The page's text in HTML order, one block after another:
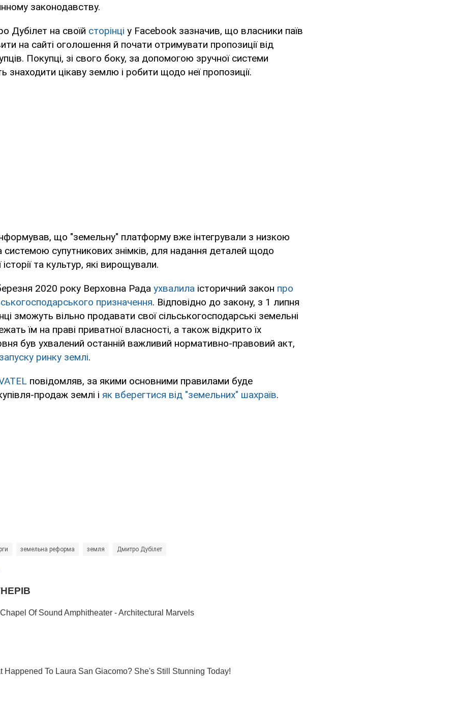
законодавству.
Дубілет на своїй сторінці у Facebook зазначив, що власники паїв
на сайті оголошення й почати отримувати пропозиції від
Покупці, зі свого боку, за допомогою зручної системи
знаходити цікаву землю і робити щодо неї пропозиції.
що "земельну" платформу вже інтегрували з низкою
системою супутникових знімків, для надання деталей щодо
та культур, які вирощували.
2020 року Верховна Рада ухвалила історичний закон про
призначення. Відповідно до закону, з 1 липня
зможуть вільно продавати свої сільськогосподарські земельні
їм на праві приватної власності, а також відкрито їх
був ухвалений останній важливий нормативно-правовий акт,
ринку землі.
повідомляв, за якими основними правилами буде
продаж землі і як вберегтися від "земельних" шахраїв.
земельна реформа земля Дмитро Дубілет